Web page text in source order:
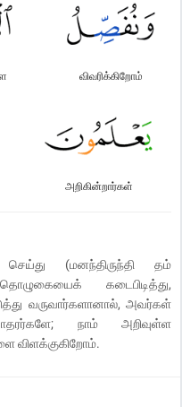
விவரிக்கிறோம்
அறிகின்றார்கள்
(மனந்திருந்தி தம்
கடைபிடித்து,
வருவார்களானால், அவர்கள்
நாம் அறிவுள்ள
விளக்குகிறோம்.